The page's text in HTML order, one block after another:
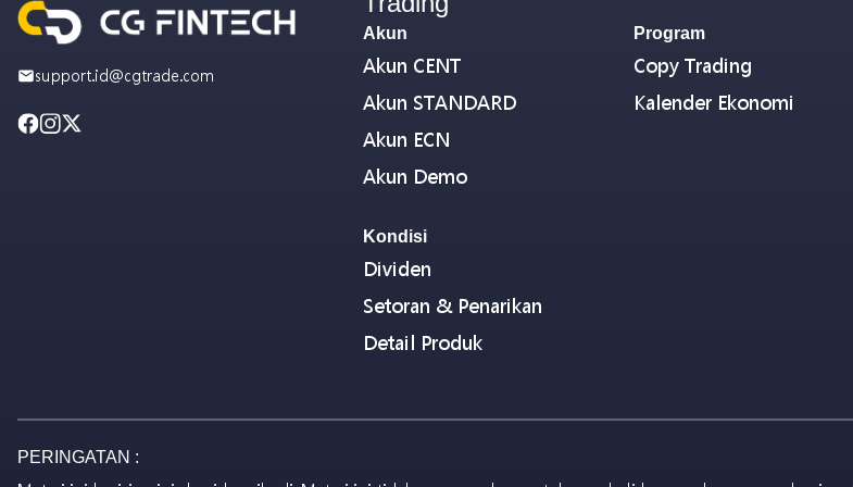
support.id@cgtrade.com
Akun
Akun CENT
Akun STANDARD
Akun ECN
Akun Demo
Kondisi
Dividen
Setoran & Penarikan
Detail Produk
Program
Copy Trading
Kalender Ekonomi
PERINGATAN :